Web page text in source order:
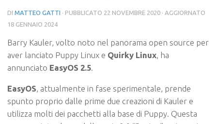
DI MATTEO GATTI · PUBBLICATO 22 NOVEMBRE 2020 · AGGIORNATO
18 GENNAIO 2024
Barry Kauler, volto noto nel panorama open source per
aver lanciato Puppy Linux e Quirky Linux, ha
annunciato EasyOS 2.5.
EasyOS , attualmente in fase sperimentale, prende
spunto proprio dalle prime due creazioni di Kauler e
utilizza molti dei pacchetti alla base di Puppy. Questa